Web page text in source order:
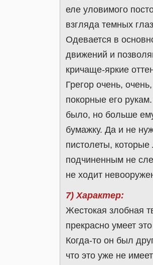
еле уловимого
взгляда темных
Одевается в
движений и
кричаще-яркие
Грегор очень,
покорные его
было, но больше
бумажку. Да и не
пистолеты,
подчиненным не
не ходит
7) Характер:
Жестокая злобная
прекрасно умеет
Когда-то он был
что это уже не